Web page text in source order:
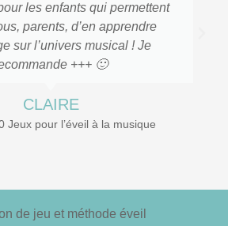
les enfants qui permettent
parents, d’en apprendre
sur l’univers musical ! Je
+++ 🙂
CLAIRE
Jeux pour l’éveil à la musique